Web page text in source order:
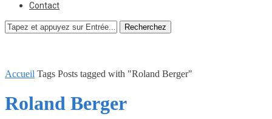
Contact
Recherchez
Accueil Tags Posts tagged with "Roland Berger"
Roland Berger